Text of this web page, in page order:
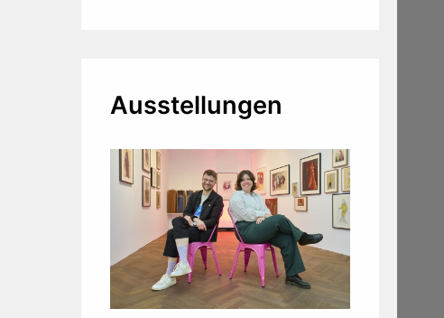
Ausstellungen